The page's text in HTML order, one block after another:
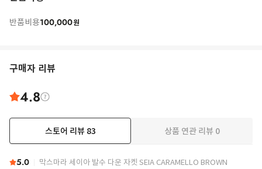
반품비용100,000원
구매자 리뷰
4.8
스토어 리뷰 83 상품 연관 리뷰 0
5.0 막스마라 세이아 발수 다운 자켓 SEIA CARAMELLO BROWN